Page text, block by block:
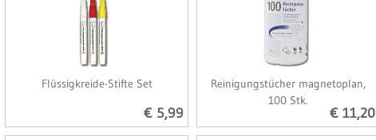
Flüssigkreide-Stifte Set
€ 5,99
Reinigungstücher magnetoplan,
100 Stk.
€ 11,20